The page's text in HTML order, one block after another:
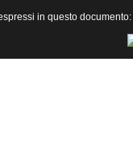
in questo documento: